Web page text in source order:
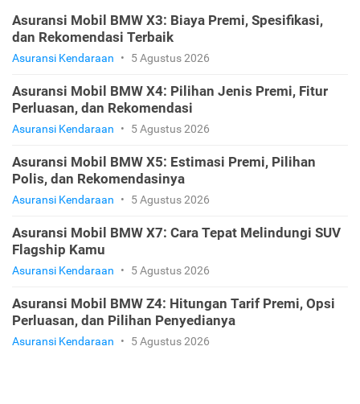
Asuransi Mobil BMW X3: Biaya Premi, Spesifikasi,
dan Rekomendasi Terbaik
Asuransi Kendaraan • 5 Agustus 2026
Asuransi Mobil BMW X4: Pilihan Jenis Premi, Fitur
Perluasan, dan Rekomendasi
Asuransi Kendaraan • 5 Agustus 2026
Asuransi Mobil BMW X5: Estimasi Premi, Pilihan
Polis, dan Rekomendasinya
Asuransi Kendaraan • 5 Agustus 2026
Asuransi Mobil BMW X7: Cara Tepat Melindungi SUV
Flagship Kamu
Asuransi Kendaraan • 5 Agustus 2026
Asuransi Mobil BMW Z4: Hitungan Tarif Premi, Opsi
Perluasan, dan Pilihan Penyedianya
Asuransi Kendaraan • 5 Agustus 2026